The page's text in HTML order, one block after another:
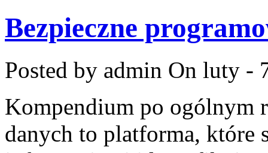
Bezpieczne
Posted by admin On luty -
Kompendium po ogólnym
danych to platforma, które